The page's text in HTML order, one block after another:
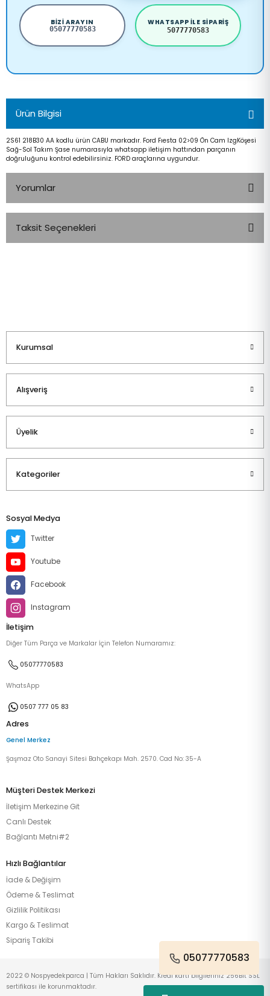
BIZI ARAYIN
05077770583
WHATSAPP ILE SIPARIŞ
5077770583
Ürün Bilgisi
2S61 218B30 AA kodlu ürün CABU markadır. Ford Fıesta 02>09 Ön Cam IzgKöşesi
Sağ-Sol Takım Şase numarasıyla whatsapp iletişim hattından parçanın
doğruluğunu kontrol edebilirsiniz. FORD araçlarına uygundur.
Yorumlar
Taksit Seçenekleri
Kurumsal
Alışveriş
Üyelik
Kategoriler
Sosyal Medya
Twitter
Youtube
Facebook
Instagram
İletişim
Diğer Tüm Parça ve Markalar İçin Telefon Numaramız:
05077770583
WhatsApp
0507 777 05 83
Adres
Genel Merkez
Şaşmaz Oto Sanayi Sitesi Bahçekapı Mah. 2570. Cad No: 35-A
Müşteri Destek Merkezi
İletişim Merkezine Git
Canlı Destek
Bağlantı Metni#2
Hızlı Bağlantılar
İade & Değişim
Ödeme & Teslimat
Gizlilik Politikası
Kargo & Teslimat
Sipariş Takibi
05077770583
2022 © Nospyedekparca | Tüm Hakları Saklıdır. Kredi kartı bilgileriniz 256Bit SSL
sertifikası ile korunmaktadır.